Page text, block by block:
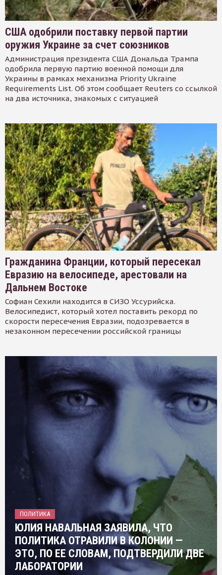
США одобрили поставку первой партии
оружия Украине за счет союзников
Администрация президента США Дональда Трампа
одобрила первую партию военной помощи для
Украины в рамках механизма Priority Ukraine
Requirements List. Об этом сообщает Reuters со ссылкой
на два источника, знакомых с ситуацией
Гражданина Франции, который пересекал
Евразию на велосипеде, арестовали на
Дальнем Востоке
Софиан Сехили находится в СИЗО Уссурийска.
Велосипедист, который хотел поставить рекорд по
скорости пересечения Евразии, подозревается в
незаконном пересечении российской границы
ПОЛИТИКА
ЮЛИЯ НАВАЛЬНАЯ ЗАЯВИЛА, ЧТО
ПОЛИТИКА ОТРАВИЛИ В КОЛОНИИ —
ЭТО, ПО ЕЕ СЛОВАМ, ПОДТВЕРДИЛИ ДВЕ
ЛАБОРАТОРИИ